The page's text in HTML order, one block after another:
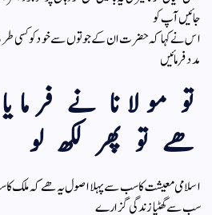
جائیں آپ کو
اس نے کہا کہ حضرت ان کے جوتوں سے خود کو کسی
مدد فرمائیں
تو مولانا نے
ھے تو پھر لکھ لو
اسلامی معیشت کا سب سے پہلا اصول یہ ھے کہ ملک کا
سب سے گھٹیا زندگی گزارے